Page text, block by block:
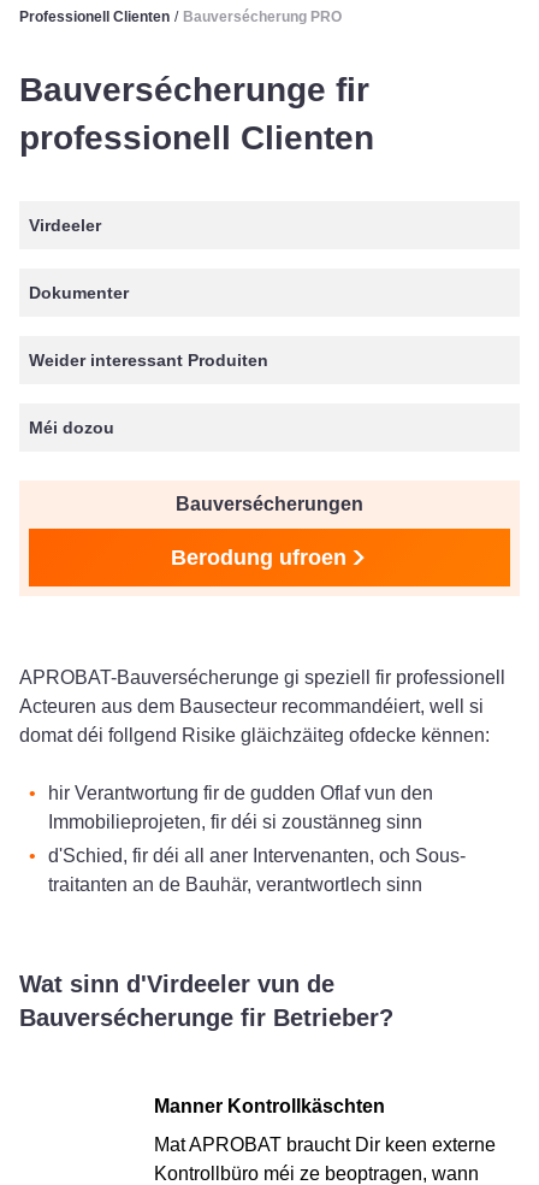
Professionell Clienten / Bauversécherung PRO
Bauversécherunge fir
professionell Clienten
Virdeeler
Dokumenter
Weider interessant Produiten
Méi dozou
Bauversécherungen
Berodung ufroen
APROBAT-Bauversécherunge gi speziell fir professionell
Acteuren aus dem Bausecteur recommandéiert, well si
domat déi follgend Risike gläichzäiteg ofdecke kënnen:
hir Verantwortung fir de gudden Oflaf vun den
Immobilieprojeten, fir déi si zoustänneg sinn
d'Schied, fir déi all aner Intervenanten, och Sous-
traitanten an de Bauhär, verantwortlech sinn
Wat sinn d'Virdeeler vun de
Bauversécherunge fir Betrieber?
Manner Kontrollkäschten
Mat APROBAT braucht Dir keen externe
Kontrollbüro méi ze beoptragen, wann